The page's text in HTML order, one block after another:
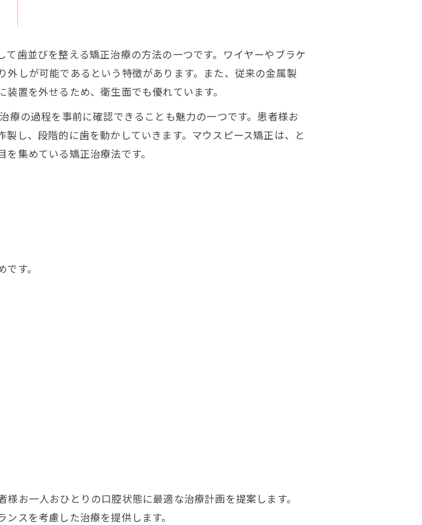
歯並びを整える矯正治療の方法の一つです。ワイヤーやブラケ
しが可能であるという特徴があります。また、従来の金属製
置を外せるため、衛生面でも優れています。
療の過程を事前に確認できることも魅力の一つです。患者様お
し、段階的に歯を動かしていきます。マウスピース矯正は、と
集めている矯正治療法です。
す。
お一人おひとりの口腔状態に最適な治療計画を提案します。
スを考慮した治療を提供します。